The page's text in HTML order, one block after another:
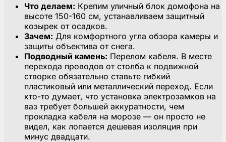
Что делаем: Крепим уличный блок домофона на
высоте 150-160 см, устанавливаем защитный
козырек от осадков.
Зачем: Для комфортного угла обзора камеры и
защиты объектива от снега.
Подводный камень: Перелом кабеля. В месте
перехода проводов от столба к подвижной
створке обязательно ставьте гибкий
пластиковый или металлический переход. Если
кто-то думает, что установка электрозамков на
ваз требует большей аккуратности, чем
прокладка кабеля на морозе — он просто не
видел, как лопается дешевая изоляция при
минус двадцати.